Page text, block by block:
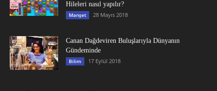
Hileleri nasıl yapılır?
Manşet 28 Mayıs 2018
Canan Dağdeviren Buluşlarıyla Dünyanın
Gündeminde
Bilim 17 Eylül 2018